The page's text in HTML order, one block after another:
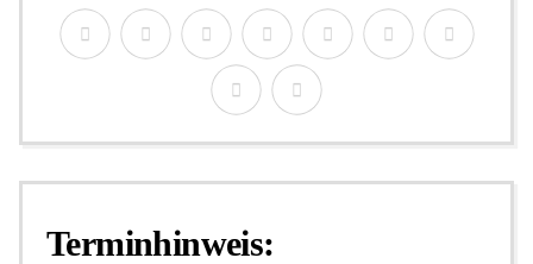
Terminhinweis: